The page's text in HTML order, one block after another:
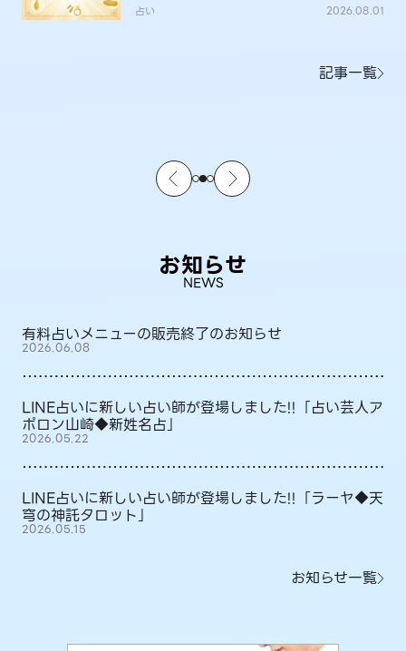
占い 2026.08.01
記事一覧
お知らせ
NEWS
有料占いメニューの販売終了のお知らせ
2026.06.08
LINE占いに新しい占い師が登場しました!!「占い芸人ア
ポロン山崎◆新姓名占」
2026.05.22
LINE占いに新しい占い師が登場しました!!「ラーヤ◆天
穹の神託タロット」
2026.05.15
お知らせ一覧